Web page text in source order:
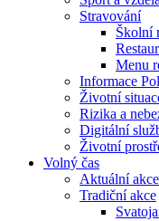
Stravování
Školní
Menu
Informace
Životní
Rizika a
Digitální
Životní
Volný čas
Aktuální akce
Tradiční akce